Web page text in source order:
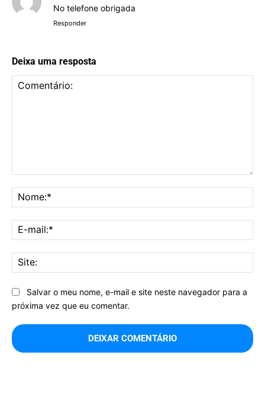
No telefone obrigada
Responder
Deixa uma resposta
Salvar o meu nome, e-mail e site neste navegador para a
próxima vez que eu comentar.